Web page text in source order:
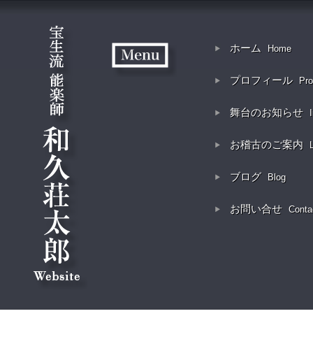
ホーム Home
プロフィール
舞台のお知らせ
お稽古のご案内
ブログ Blog
お問い合せ